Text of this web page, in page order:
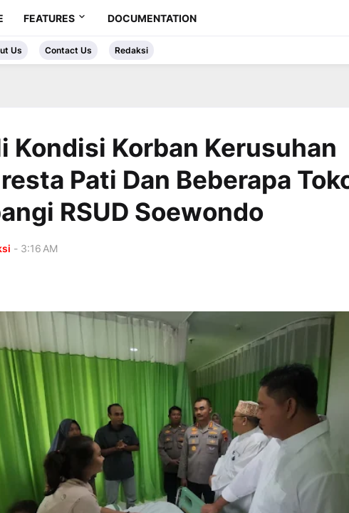
FEATURES DOCUMENTATION
Us Contact Us Redaksi
Kondisi Korban Kerusuhan
Pati Dan Beberapa
RSUD Soewondo
- 3:16 AM